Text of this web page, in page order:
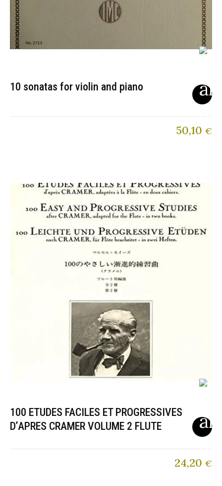
10 sonatas for violin and piano
50,10 €
100 ETUDES FACILES ET PROGRESSIVES
D’APRES CRAMER VOLUME 2 FLUTE
24,20 €